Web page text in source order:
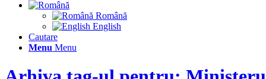
Română
English
Cautare
Menu Menu